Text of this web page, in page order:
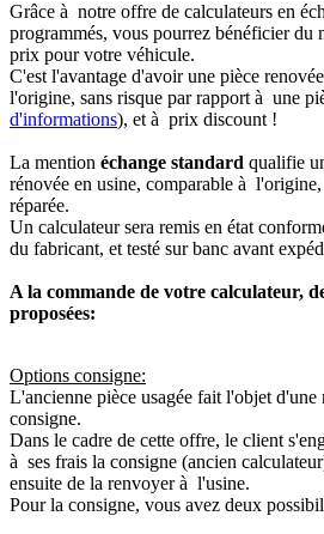
Grâce à notre offre de calculateurs en
programmés, vous pourrez bénéficier du
prix pour votre véhicule.
C'est l'avantage d'avoir une pièce
l'origine, sans risque par rapport à une
d'informations), et à prix discount !
La mention échange standard qualifie
rénovée en usine, comparable à
réparée.
Un calculateur sera remis en état
du fabricant, et testé sur banc avant
A la commande de votre calculateur,
proposées:
Options consigne:
L'ancienne pièce usagée fait l'objet d'une
consigne.
Dans le cadre de cette offre, le client
à ses frais la consigne (ancien
ensuite de la renvoyer à l'usine.
Pour la consigne, vous avez deux